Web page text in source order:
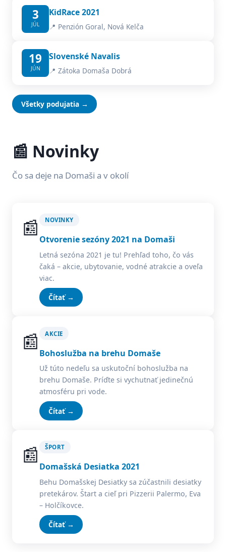
3
JÚL
KidRace 2021
📍 Penzión Goral, Nová Kelča
19
JÚN
Slovenské Navalis
📍 Zátoka Domaša Dobrá
Všetky podujatia →
📰 Novinky
Čo sa deje na Domaši a v okolí
📰 NOVINKY
Otvorenie sezóny 2021 na Domaši
Letná sezóna 2021 je tu! Prehľad toho, čo vás
čaká – akcie, ubytovanie, vodné atrakcie a oveľa
viac.
Čítať →
📰 AKCIE
Bohoslužba na brehu Domaše
Už túto nedeľu sa uskutoční bohoslužba na
brehu Domaše. Príďte si vychutnať jedinečnú
atmosféru pri vode.
Čítať →
📰 ŠPORT
Domašská Desiatka 2021
Behu Domašskej Desiatky sa zúčastnili desiatky
pretekárov. Štart a cieľ pri Pizzerii Palermo, Eva
– Holčíkovce.
Čítať →